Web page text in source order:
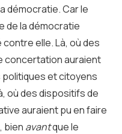
démocratie. Car le
de la démocratie
elle. Là, où des
concertation auraient
et citoyens
où des dispositifs de
auraient pu en faire
bien avantque le